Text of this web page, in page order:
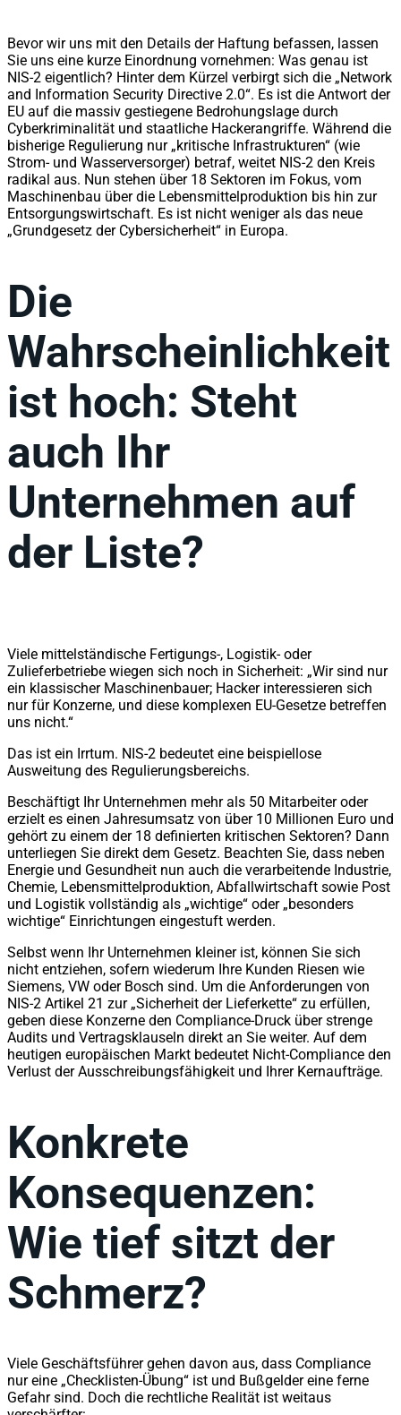
Bevor wir uns mit den Details der Haftung befassen, lassen
Sie uns eine kurze Einordnung vornehmen: Was genau ist
NIS-2 eigentlich? Hinter dem Kürzel verbirgt sich die „Network
and Information Security Directive 2.0“. Es ist die Antwort der
EU auf die massiv gestiegene Bedrohungslage durch
Cyberkriminalität und staatliche Hackerangriffe. Während die
bisherige Regulierung nur „kritische Infrastrukturen“ (wie
Strom- und Wasserversorger) betraf, weitet NIS-2 den Kreis
radikal aus. Nun stehen über 18 Sektoren im Fokus, vom
Maschinenbau über die Lebensmittelproduktion bis hin zur
Entsorgungswirtschaft. Es ist nicht weniger als das neue
„Grundgesetz der Cybersicherheit“ in Europa.
Die
Wahrscheinlichkeit
ist hoch: Steht
auch Ihr
Unternehmen auf
der Liste?
Viele mittelständische Fertigungs-, Logistik- oder
Zulieferbetriebe wiegen sich noch in Sicherheit: „Wir sind nur
ein klassischer Maschinenbauer; Hacker interessieren sich
nur für Konzerne, und diese komplexen EU-Gesetze betreffen
uns nicht.“
Das ist ein Irrtum. NIS-2 bedeutet eine beispiellose
Ausweitung des Regulierungsbereichs.
Beschäftigt Ihr Unternehmen mehr als 50 Mitarbeiter oder
erzielt es einen Jahresumsatz von über 10 Millionen Euro und
gehört zu einem der 18 definierten kritischen Sektoren? Dann
unterliegen Sie direkt dem Gesetz. Beachten Sie, dass neben
Energie und Gesundheit nun auch die verarbeitende Industrie,
Chemie, Lebensmittelproduktion, Abfallwirtschaft sowie Post
und Logistik vollständig als „wichtige“ oder „besonders
wichtige“ Einrichtungen eingestuft werden.
Selbst wenn Ihr Unternehmen kleiner ist, können Sie sich
nicht entziehen, sofern wiederum Ihre Kunden Riesen wie
Siemens, VW oder Bosch sind. Um die Anforderungen von
NIS-2 Artikel 21 zur „Sicherheit der Lieferkette“ zu erfüllen,
geben diese Konzerne den Compliance-Druck über strenge
Audits und Vertragsklauseln direkt an Sie weiter. Auf dem
heutigen europäischen Markt bedeutet Nicht-Compliance den
Verlust der Ausschreibungsfähigkeit und Ihrer Kernaufträge.
Konkrete
Konsequenzen:
Wie tief sitzt der
Schmerz?
Viele Geschäftsführer gehen davon aus, dass Compliance
nur eine „Checklisten-Übung“ ist und Bußgelder eine ferne
Gefahr sind. Doch die rechtliche Realität ist weitaus